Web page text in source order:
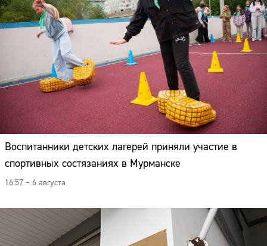
Воспитанники детских лагерей приняли участие в
спортивных состязаниях в Мурманске
16:57 – 6 августа